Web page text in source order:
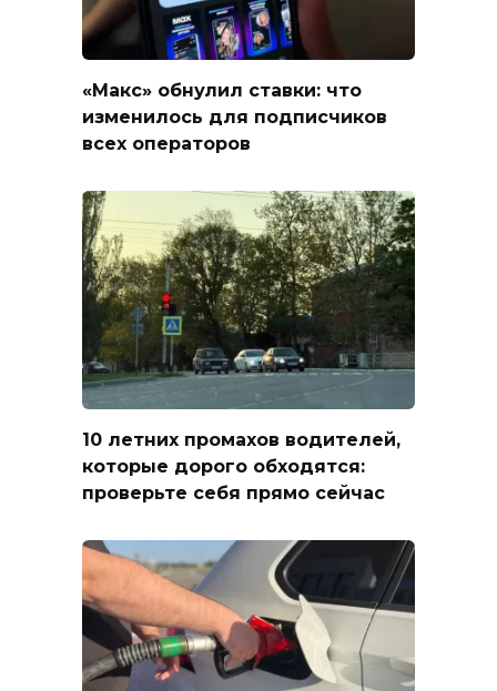
«Макс» обнулил ставки: что
изменилось для подписчиков
всех операторов
10 летних промахов водителей,
которые дорого обходятся:
проверьте себя прямо сейчас